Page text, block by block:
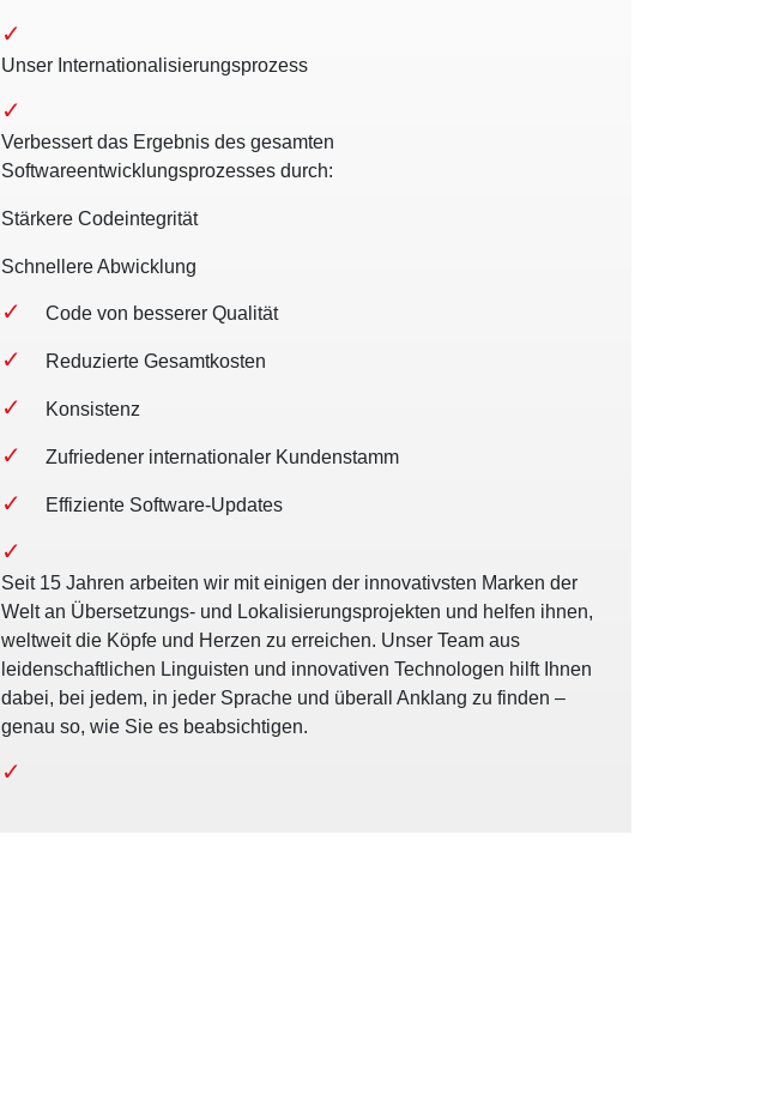
Unser Internationalisierungsprozess
Verbessert das Ergebnis des gesamten
Softwareentwicklungsprozesses durch:
Stärkere Codeintegrität
Schnellere Abwicklung
Code von besserer Qualität
Reduzierte Gesamtkosten
Konsistenz
Zufriedener internationaler Kundenstamm
Effiziente Software-Updates
Seit 15 Jahren arbeiten wir mit einigen der innovativsten Marken der
Welt an Übersetzungs- und Lokalisierungsprojekten und helfen ihnen,
weltweit die Köpfe und Herzen zu erreichen. Unser Team aus
leidenschaftlichen Linguisten und innovativen Technologen hilft Ihnen
dabei, bei jedem, in jeder Sprache und überall Anklang zu finden –
genau so, wie Sie es beabsichtigen.